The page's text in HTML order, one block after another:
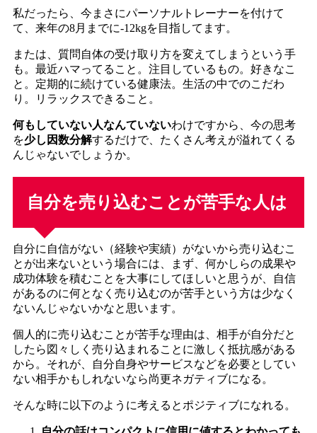
私だったら、今まさにパーソナルトレーナーを付けて
て、来年の8月までに-12kgを目指してます。
または、質問自体の受け取り方を変えてしまうという手
も。最近ハマってること。注目しているもの。好きなこ
と。定期的に続けている健康法。生活の中でのこだわ
り。リラックスできること。
何もしていない人なんていないわけですから、今の思考
を少し因数分解するだけで、たくさん考えが溢れてくる
んじゃないでしょうか。
自分を売り込むことが苦手な人は
自分に自信がない（経験や実績）がないから売り込むこ
とが出来ないという場合には、まず、何かしらの成果や
成功体験を積むことを大事にしてほしいと思うが、自信
があるのに何となく売り込むのが苦手という方は少なく
ないんじゃないかなと思います。
個人的に売り込むことが苦手な理由は、相手が自分だと
したら図々しく売り込まれることに激しく抵抗感がある
から。それが、自分自身やサービスなどを必要としてい
ない相手かもしれないなら尚更ネガティブになる。
そんな時に以下のように考えるとポジティブになれる。